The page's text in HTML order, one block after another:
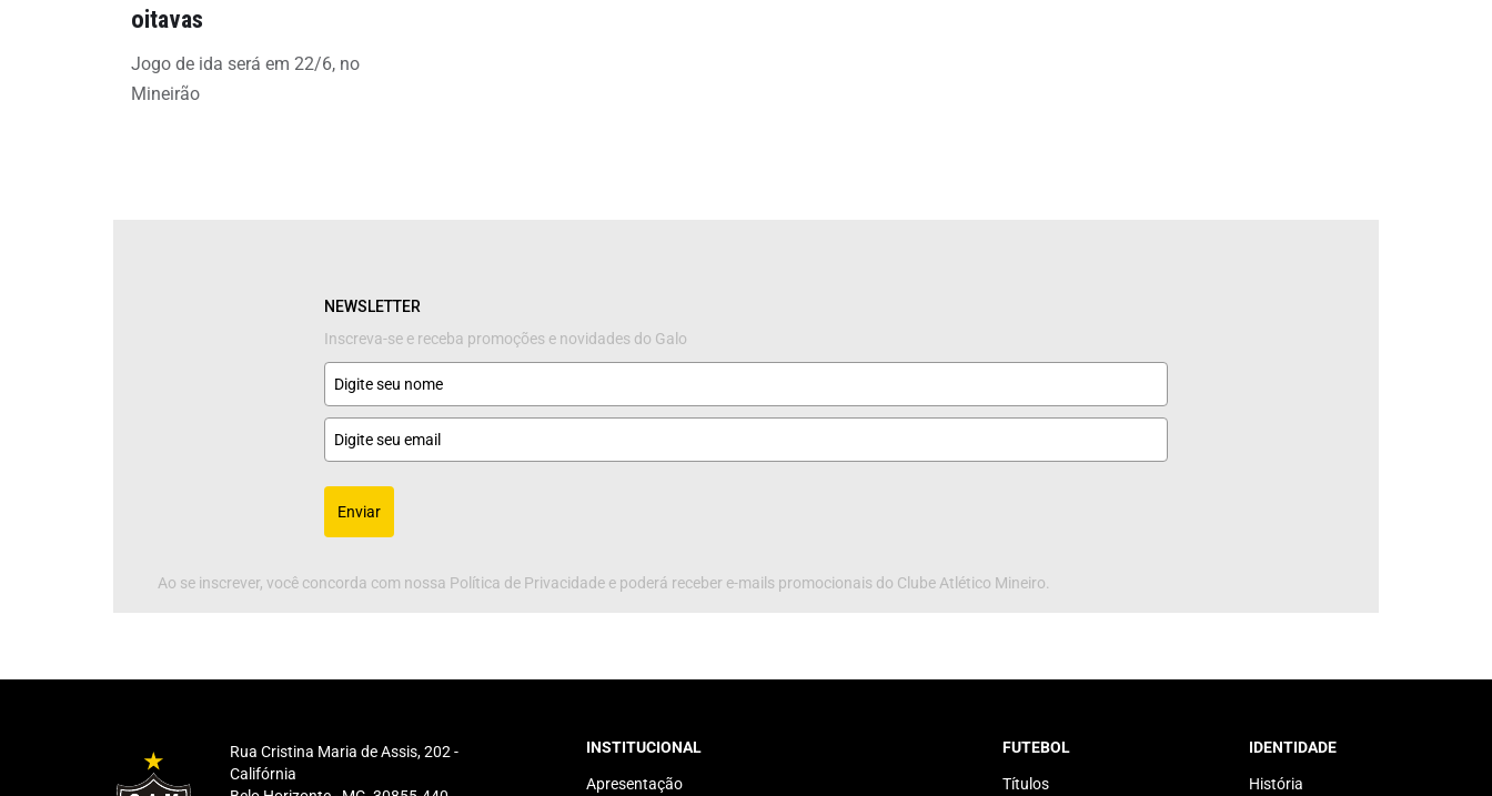
oitavas
Jogo de ida será em 22/6, no
Mineirão
NEWSLETTER
Inscreva-se e receba promoções e novidades do Galo
Enviar
Ao se inscrever, você concorda com nossa Política de Privacidade e poderá receber e-mails promocionais do Clube Atlético Mineiro.
Rua Cristina Maria de Assis, 202 -
Califórnia
INSTITUCIONAL
Apresentação
FUTEBOL
Títulos
IDENTIDADE
História